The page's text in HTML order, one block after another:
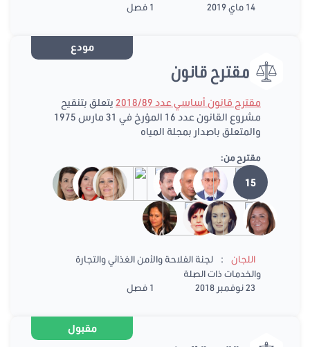
14 ماي 2019
1 فصل
مودع
مقترح قانون
مقترح قانون أساسي عدد 2018/89
يتعلق بتنقيح
مشروع القانون عدد 16 المؤرخ في 31 مارس 1975
والمتعلق باصدار بمجلة المياه
مقترح من:
15
اللجان :
لجنة الفلاحة والأمن الغذائي والتجارة
والخدمات ذات الصلة
23 نوفمبر 2018
1 فصل
مقبول